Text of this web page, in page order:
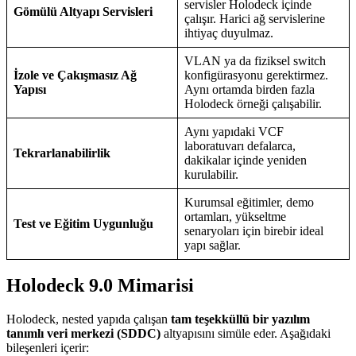
Gömülü Altyapı Servisleri
servisler Holodeck içinde
çalışır. Harici ağ servislerine
ihtiyaç duyulmaz.
İzole ve Çakışmasız Ağ
Yapısı
VLAN ya da fiziksel switch
konfigürasyonu gerektirmez.
Aynı ortamda birden fazla
Holodeck örneği çalışabilir.
Tekrarlanabilirlik
Aynı yapıdaki VCF
laboratuvarı defalarca,
dakikalar içinde yeniden
kurulabilir.
Test ve Eğitim Uygunluğu
Kurumsal eğitimler, demo
ortamları, yükseltme
senaryoları için birebir ideal
yapı sağlar.
Holodeck 9.0 Mimarisi
Holodeck, nested yapıda çalışan tam teşekküllü bir yazılım
tanımlı veri merkezi (SDDC) altyapısını simüle eder. Aşağıdaki
bileşenleri içerir: